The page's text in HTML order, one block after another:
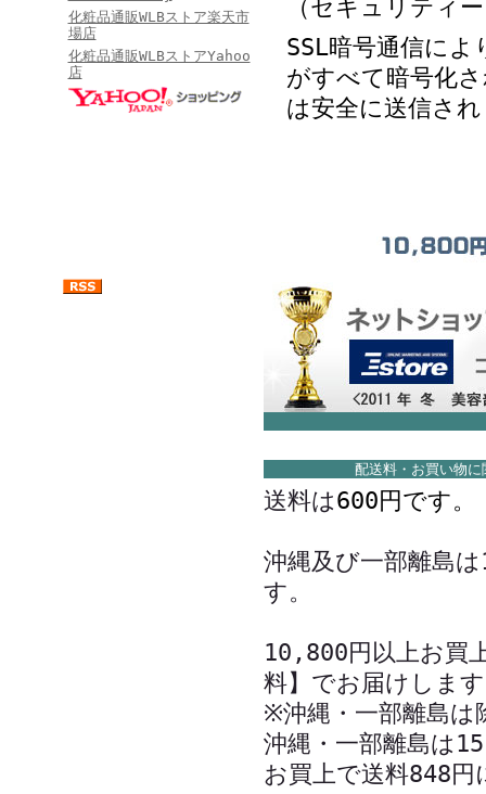
化粧品通販WLBストア楽天市
場店
化粧品通販WLBストアYahoo
店
（セキュリティ
SSL暗号通信に
がすべて暗号化
は安全に送信さ
配送料・お買い物に
送料は600円です。
沖縄及び一部離島
す。
10,800円以上お買
料】でお届けしま
※沖縄・一部離島は
沖縄・一部離島は
お買上で送料848円